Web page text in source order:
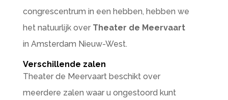
congrescentrum in een hebben, hebben we
het natuurlijk over Theater de Meervaart
in Amsterdam Nieuw-West.
Verschillende zalen
Theater de Meervaart beschikt over
meerdere zalen waar u ongestoord kunt